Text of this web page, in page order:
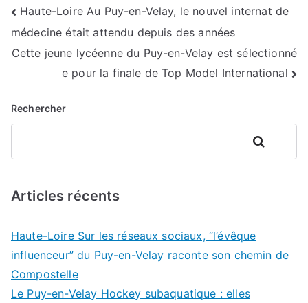
Navigation
de
l’article
Haute-Loire Au Puy-en-Velay, le nouvel internat de
médecine était attendu depuis des années
Cette jeune lycéenne du Puy-en-Velay est sélectionné
e pour la finale de Top Model International
Rechercher
Rechercher
Articles récents
Haute-Loire Sur les réseaux sociaux, “l’évêque
influenceur” du Puy-en-Velay raconte son chemin de
Compostelle
Le Puy-en-Velay Hockey subaquatique : elles